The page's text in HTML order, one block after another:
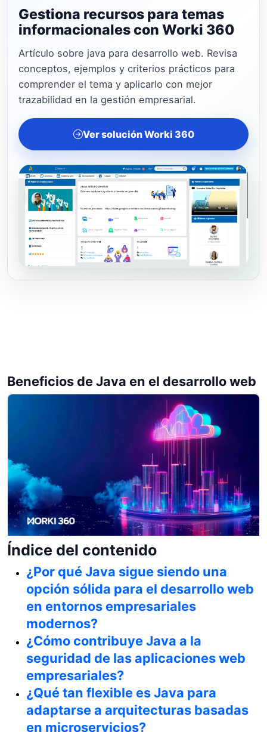
Gestiona recursos para temas
informacionales con Worki 360
Artículo sobre java para desarrollo web. Revisa
conceptos, ejemplos y criterios prácticos para
comprender el tema y aplicarlo con mejor
trazabilidad en la gestión empresarial.
Ver solución Worki 360
Beneficios de Java en el desarrollo web
Índice del contenido
¿Por qué Java sigue siendo una
opción sólida para el desarrollo web
en entornos empresariales
modernos?
¿Cómo contribuye Java a la
seguridad de las aplicaciones web
empresariales?
¿Qué tan flexible es Java para
adaptarse a arquitecturas basadas
en microservicios?